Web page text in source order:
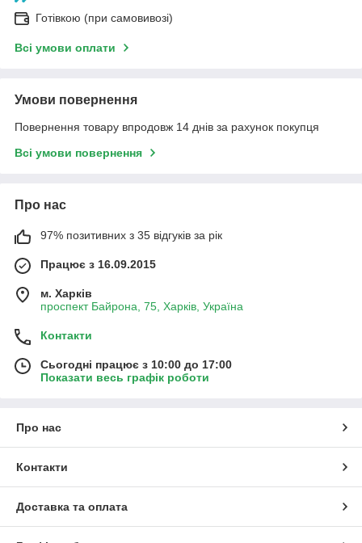
Готівкою (при самовивозі)
Всі умови оплати
Умови повернення
Повернення товару впродовж 14 днів за рахунок покупця
Всі умови повернення
Про нас
97% позитивних з 35 відгуків за рік
Працює з 16.09.2015
м. Харків
проспект Байрона, 75, Харків, Україна
Контакти
Сьогодні працює з 10:00 до 17:00
Показати весь графік роботи
Про нас
Контакти
Доставка та оплата